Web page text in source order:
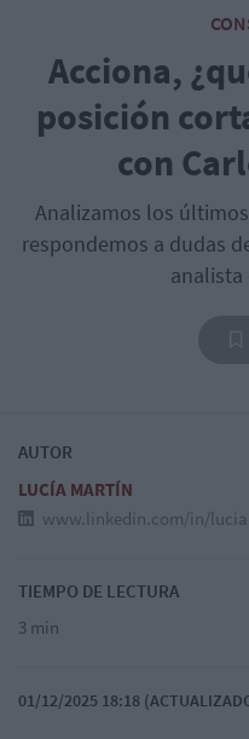
Acciona,
posición
con
Analizamos los
respondemos a dudas
analista
AUTOR
LUCÍA MARTÍN
www.linkedin.com/in/
TIEMPO DE LECTURA
3 min
01/12/2025 18:18